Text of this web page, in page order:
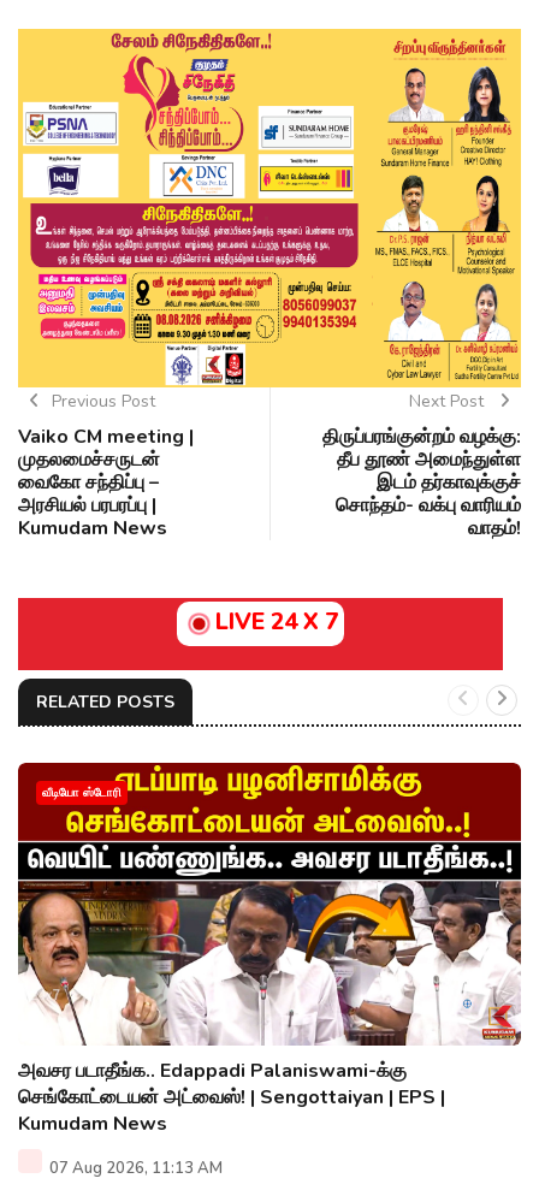
Previous Post
Vaiko CM meeting |
முதலமைச்சருடன்
வைகோ சந்திப்பு –
அரசியல் பரபரப்பு |
Kumudam News
Next Post
திருப்பரங்குன்றம் வழக்கு:
தீப தூண் அமைந்துள்ள
இடம் தர்காவுக்குச்
சொந்தம்- வக்பு வாரியம்
வாதம்!
LIVE 24 X 7
RELATED POSTS
வீடியோ ஸ்டோரி
அவசர படாதீங்க.. Edappadi Palaniswami-க்கு
செங்கோட்டையன் அட்வைஸ்! | Sengottaiyan | EPS |
Kumudam News
07 Aug 2026, 11:13 AM